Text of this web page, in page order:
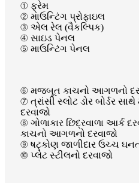
① ફ્રેમ
② માઉન્ટિંગ પ્રોફાઇલ
③ એલ રેલ (વૈકલ્પિક)
④ સાઇડ પેનલ
⑤ માઉન્ટિંગ પેનલ
⑥ મજબૂત કાચનો આગળનો
⑦ ત્રાંસી સ્લોટ ડોર બોર્ડર
દરવાજો
⑧ ગોળાકાર છિદ્રવાળા આર્ક
કાચનો આગળનો દરવાજો
⑨ ષટ્કોણ જાળીદાર ઉચ્ચ
⑩ પ્લેટ સ્ટીલનો દરવાજો